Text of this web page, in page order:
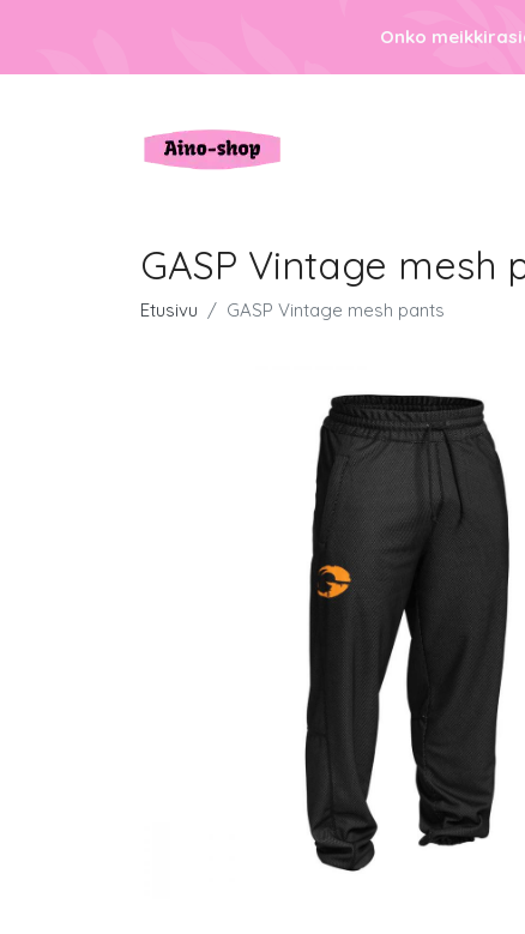
Onko
GASP Vintage mesh
Etusivu GASP Vintage mesh pants